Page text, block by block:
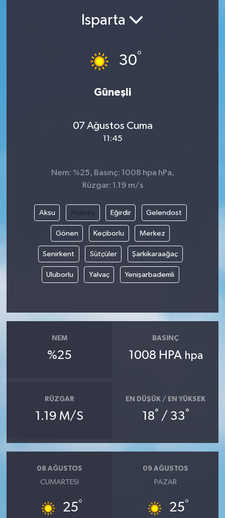
Isparta
30°
Güneşli
07 Ağustos Cuma
11:45
Nem: %25, Basınç: 1008 hpa hPa,
Rüzgar: 1.19 m/s
Aksu Atabey Eğirdir Gelendost
Gönen Keçiborlu Merkez
Senirkent Sütçüler Şarkikaraağaç
Uluborlu Yalvaç Yenişarbademli
NEM
%25
BASINÇ
1008 HPA hpa
RÜZGAR
1.19 M/S
EN DÜŞÜK / EN YÜKSEK
18° / 33°
08 AĞUSTOS
CUMARTESI
25°
09 AĞUSTOS
PAZAR
25°